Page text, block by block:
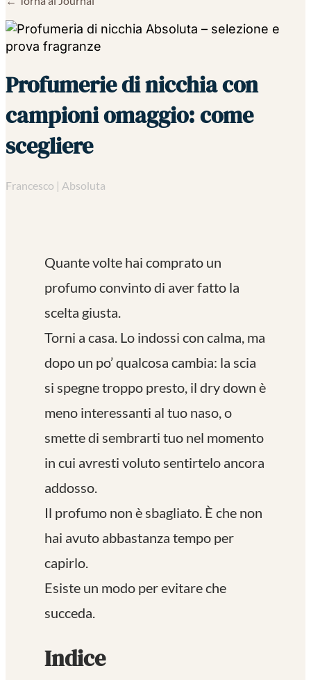
Profumerie di nicchia con
campioni omaggio: come
scegliere
Francesco | Absoluta
Quante volte hai comprato un
profumo convinto di aver fatto la
scelta giusta.
Torni a casa. Lo indossi con calma, ma
dopo un po’ qualcosa cambia: la scia
si spegne troppo presto, il dry down è
meno interessanti al tuo naso, o
smette di sembrarti tuo nel momento
in cui avresti voluto sentirtelo ancora
addosso.
Il profumo non è sbagliato. È che non
hai avuto abbastanza tempo per
capirlo.
Esiste un modo per evitare che
succeda.
Indice